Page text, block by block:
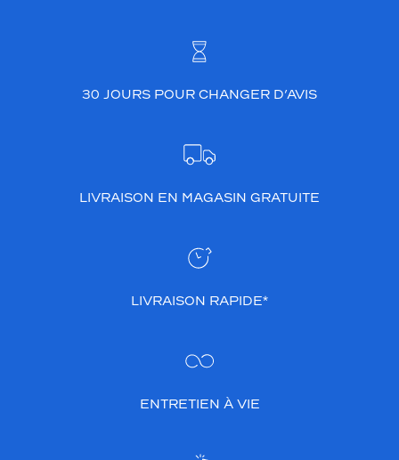
30 JOURS POUR CHANGER D’AVIS
LIVRAISON EN MAGASIN GRATUITE
LIVRAISON RAPIDE*
ENTRETIEN À VIE